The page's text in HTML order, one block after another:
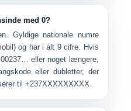
med 0?
. Gyldige nationale numre
og har i alt 9 cifre. Hvis
00237… eller noget længere,
eller dubletter, der
til+237XXXXXXXXX.